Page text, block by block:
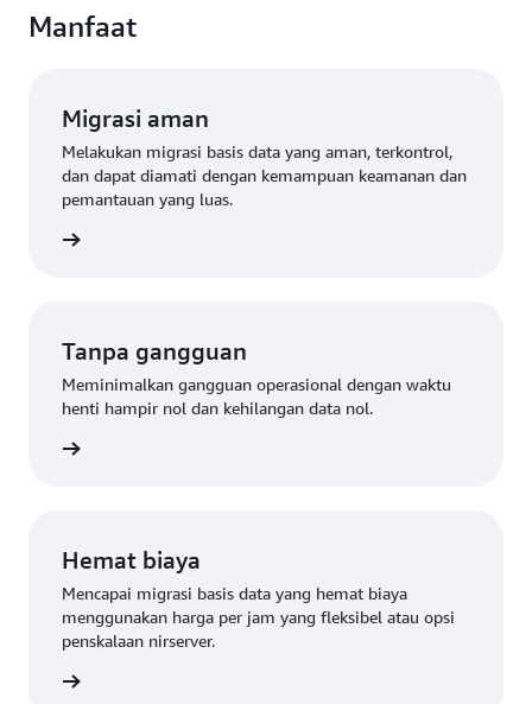
Manfaat
Migrasi aman
Melakukan migrasi basis data yang aman, terkontrol,
dan dapat diamati dengan kemampuan keamanan dan
pemantauan yang luas.
Tanpa gangguan
Meminimalkan gangguan operasional dengan waktu
henti hampir nol dan kehilangan data nol.
Hemat biaya
Mencapai migrasi basis data yang hemat biaya
menggunakan harga per jam yang fleksibel atau opsi
penskalaan nirserver.